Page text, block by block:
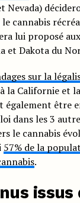
Nevada)
cannabis
lui proposé
et Dakota du
sur la
la Californie et
être
dans les 3
le cannabis
57% de la
.
issus